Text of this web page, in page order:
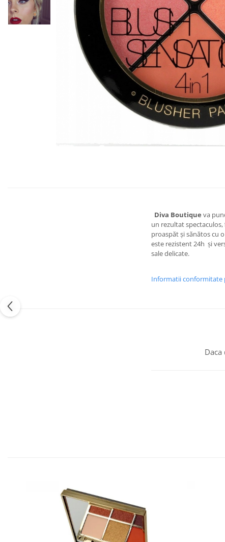
Diva Boutique va
un rezultat
proaspăt și sănătos cu
este rezistent 24h și
sale delicate.
Informatii conformitate